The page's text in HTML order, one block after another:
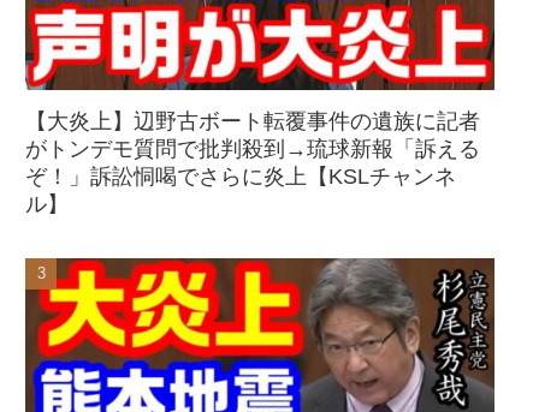
【大炎上】辺野古ボート転覆事件の遺族に記者
がトンデモ質問で批判殺到→琉球新報「訴える
ぞ！」訴訟恫喝でさらに炎上【KSLチャンネ
ル】